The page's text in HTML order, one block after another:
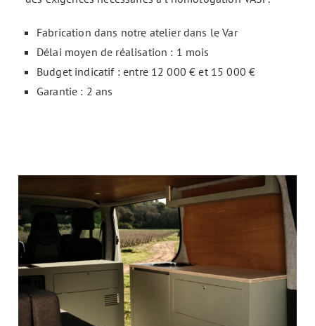
Fabrication dans notre atelier dans le Var
Délai moyen de réalisation : 1 mois
Budget indicatif : entre 12 000 € et 15 000 €
Garantie : 2 ans